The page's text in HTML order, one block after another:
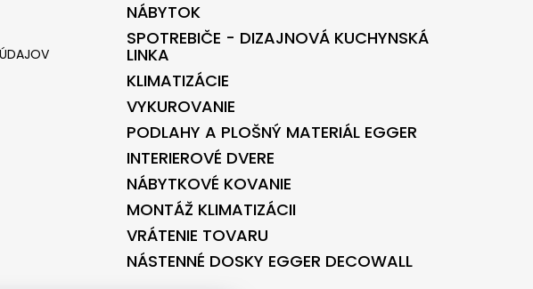
NÁBYTOK
SPOTREBIČE - DIZAJNOVÁ KUCHYNSKÁ
LINKA
KLIMATIZÁCIE
VYKUROVANIE
PODLAHY A PLOŠNÝ MATERIÁL EGGER
INTERIEROVÉ DVERE
NÁBYTKOVÉ KOVANIE
MONTÁŽ KLIMATIZÁCII
VRÁTENIE TOVARU
NÁSTENNÉ DOSKY EGGER DECOWALL